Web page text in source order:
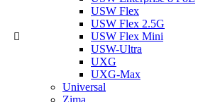
USW Flex
USW Flex 2.5G
USW Flex Mini
USW-Ultra
UXG
UXG-Max
Universal
Zima